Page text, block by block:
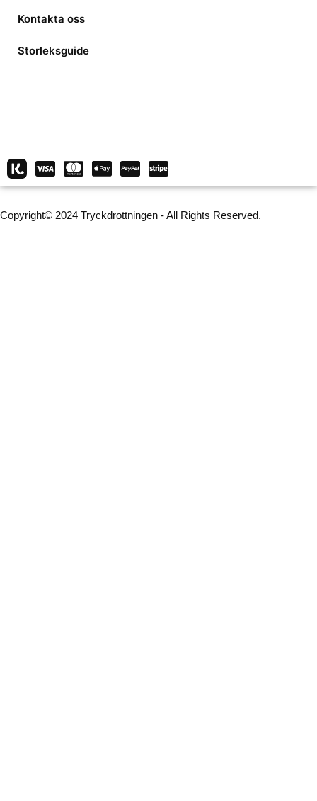
Kontakta oss
Storleksguide
Copyright© 2024 Tryckdrottningen - All Rights Reserved.